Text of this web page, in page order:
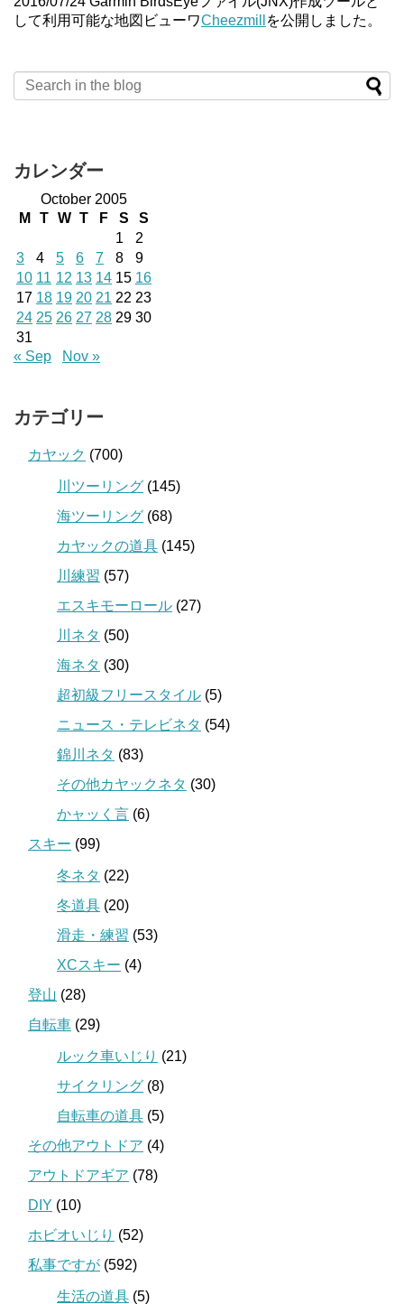
して利用可能な地図ビューワCheezmill を公開しました。
カレンダー
October 2005
M
T W T F S
S
1
2
3
4 5 6 7 8
9
10 11 12 13 14 15 16
17 18 19 20 21 22 23
24 25 26 27 28 29 30
31
« Sep
Nov »
カテゴリー
カヤック (700)
川ツーリング (145)
海ツーリング (68)
カヤックの道具 (145)
川練習 (57)
エスキモーロール (27)
川ネタ (50)
海ネタ (30)
超初級フリースタイル (5)
ニュース・テレビネタ (54)
錦川ネタ (83)
その他カヤックネタ (30)
かャッく言 (6)
スキー (99)
冬ネタ (22)
冬道具 (20)
滑走・練習 (53)
XCスキー (4)
登山 (28)
自転車 (29)
ルック車いじり (21)
サイクリング (8)
自転車の道具 (5)
その他アウトドア (4)
アウトドアギア (78)
DIY (10)
ホビオいじり (52)
私事ですが (592)
生活の道具 (5)